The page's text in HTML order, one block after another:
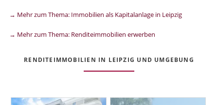
→ Mehr zum Thema: Immobilien als Kapitalanlage in Leipzig
→ Mehr zum Thema: Renditeimmobilien erwerben
RENDITEIMMOBILIEN IN LEIPZIG UND UMGEBUNG